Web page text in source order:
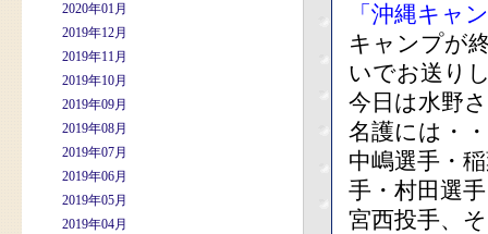
2020年01月
2019年12月
2019年11月
2019年10月
2019年09月
2019年08月
2019年07月
2019年06月
2019年05月
2019年04月
「沖縄キャ
キャンプが
いでお送り
今日は水野
名護には・
中嶋選手・
手・村田選
宮西投手、